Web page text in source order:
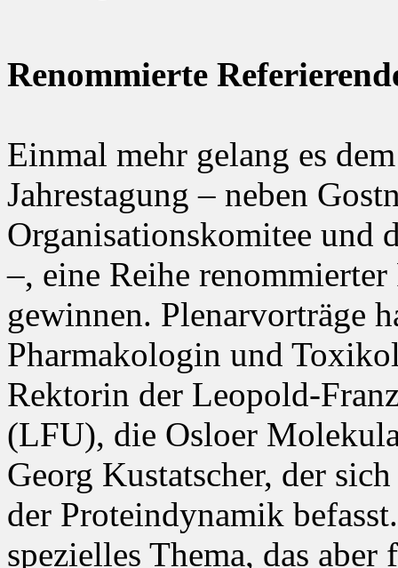
Renommierte
Einmal mehr gelang es
Jahrestagung – neben
Organisationskomitee und
–, eine Reihe
gewinnen. Plenarvorträge
Pharmakologin und
Rektorin der Leopold-
(LFU), die Osloer
Georg Kustatscher, der
der Proteindynamik
spezielles Thema, das